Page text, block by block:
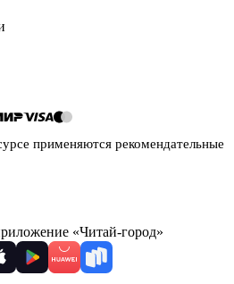
применяются рекомендательные
«Читай-город»